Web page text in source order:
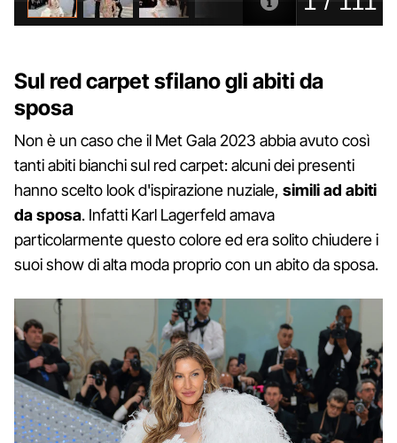
Sul red carpet sfilano gli abiti da
sposa
Non è un caso che il Met Gala 2023 abbia avuto così
tanti abiti bianchi sul red carpet: alcuni dei presenti
hanno scelto look d'ispirazione nuziale, simili ad abiti
da sposa. Infatti Karl Lagerfeld amava
particolarmente questo colore ed era solito chiudere i
suoi show di alta moda proprio con un abito da sposa.